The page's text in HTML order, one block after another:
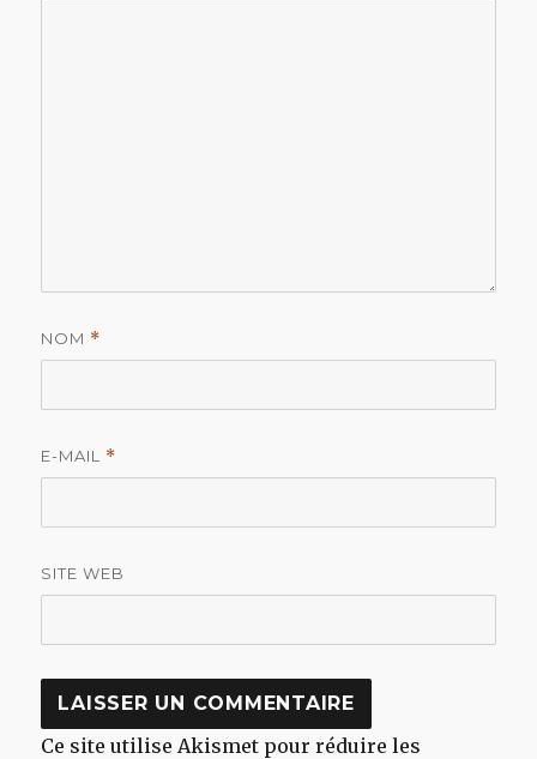
NOM *
E-MAIL *
SITE WEB
Ce site utilise Akismet pour réduire les